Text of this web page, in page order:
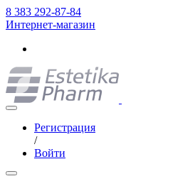
8 383 292-87-84
Интернет-магазин
Регистрация
/
Войти